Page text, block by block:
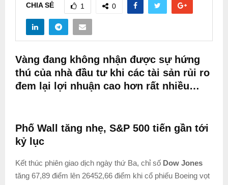
CHIA SẺ 1 0
Vàng đang không nhận được sự hứng
thú của nhà đầu tư khi các tài sản rủi ro
đem lại lợi nhuận cao hơn rất nhiều…
Phố Wall tăng nhẹ, S&P 500 tiến gần tới
kỷ lục
Kết thúc phiên giao dịch ngày thứ Ba, chỉ số Dow Jones
tăng 67,89 điểm lên 26452,66 điểm khi cổ phiếu Boeing vọt